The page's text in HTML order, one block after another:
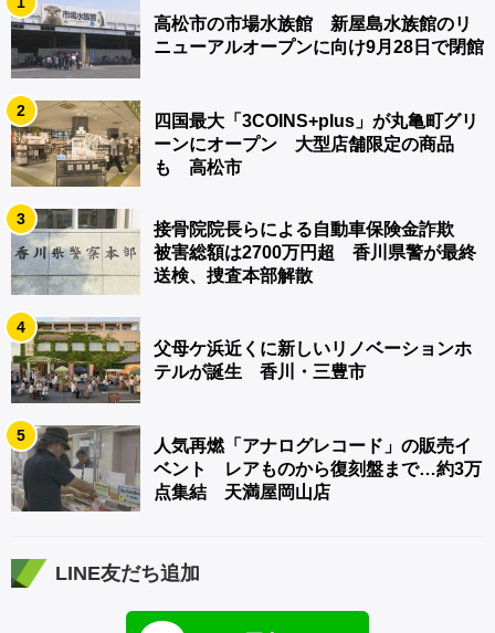
高松市の市場水族館 新屋島水族館のリ
ニューアルオープンに向け9月28日で閉館
2
四国最大「3COINS+plus」が丸亀町グリ
ーンにオープン 大型店舗限定の商品
も 高松市
3
接骨院院長らによる自動車保険金詐欺
被害総額は2700万円超 香川県警が最終
送検、捜査本部解散
4
父母ケ浜近くに新しいリノベーションホ
テルが誕生 香川・三豊市
5
人気再燃「アナログレコード」の販売イ
ベント レアものから復刻盤まで…約3万
点集結 天満屋岡山店
LINE友だち追加